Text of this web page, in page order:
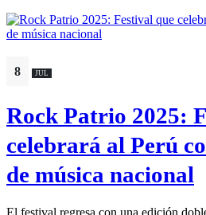
8 JUL
Rock Patrio 2025:
celebrará al Perú
de música nacional
El festival regresa con una edición